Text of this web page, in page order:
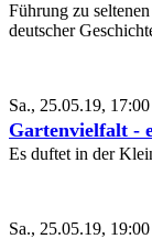
Führung zu
deutscher
Sa., 25.05.19,
Gartenvielfalt -
Es duftet in der
Sa., 25.05.19,